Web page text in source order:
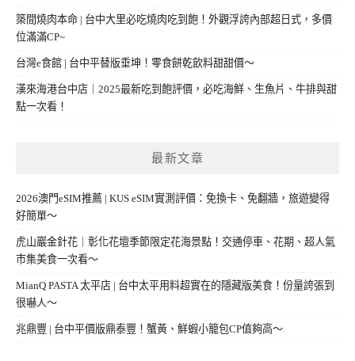
築間燒肉本命 | 台中大里必吃燒肉吃到飽！外觀浮誇內部超日式，多價
位滿滿CP~
台灣e食館 | 台中平替版垂坤！零食餅乾飲料甜甜價～
漢來海港台中店｜2025最新吃到飽評價，必吃海鮮、生魚片、牛排與甜
點一次看！
最新文章
2026澳門eSIM推薦 | KUS eSIM實測評價：免換卡、免翻牆，旅遊變得
好簡單～
虎山巖金針花｜彰化花壇季節限定花海景點！交通停車、花期、超人氣
市集美食一次看～
MianQ PASTA 太平店 | 台中太平用料超實在的隱藏版美食！份量誇張到
很嚇人～
兆鼎豐 | 台中平價版鼎泰豐！蟹黃、鮮蝦小籠包CP值夠高～